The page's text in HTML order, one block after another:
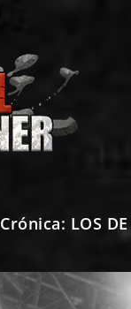
Crónica: LOS